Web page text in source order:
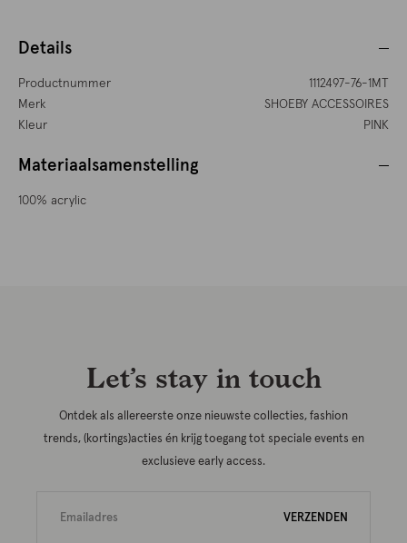
Details
Productnummer
1112497-76-1MT
Merk
SHOEBY ACCESSOIRES
Kleur
PINK
Materiaalsamenstelling
100% acrylic
Let’s stay in touch
Ontdek als allereerste onze nieuwste collecties, fashion
trends, (kortings)acties én krijg toegang tot speciale events en
exclusieve early access.
VERZENDEN